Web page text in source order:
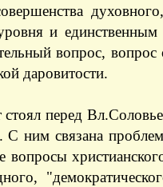
и
вопрос, вопрос
даровитости.
стоял перед
ним связана
вопросы